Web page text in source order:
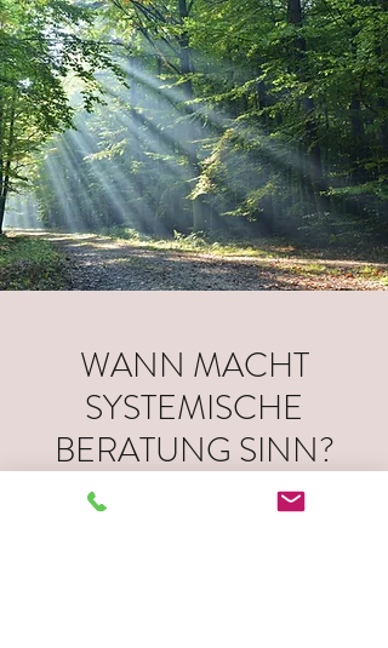
WANN MACHT
SYSTEMISCHE
BERATUNG SINN?
Sie haben das Gefühl sich im Kreis zu drehen